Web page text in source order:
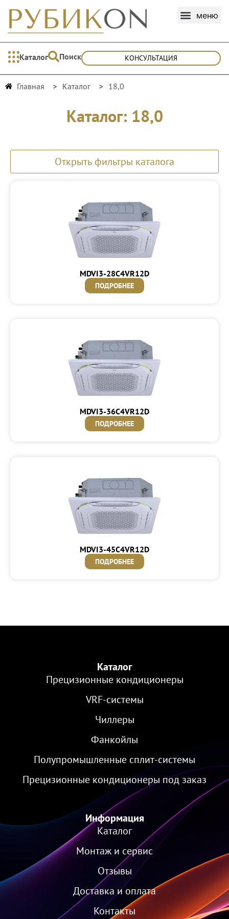
Каталог Поиск КОНСУЛЬТАЦИЯ
Главная Каталог 18,0
Каталог: 18,0
Открыть фильтры каталога
MDVI3-28C4VR12D
ПОДРОБНЕЕ
MDVI3-36C4VR12D
ПОДРОБНЕЕ
MDVI3-45C4VR12D
ПОДРОБНЕЕ
Каталог
Прецизионные кондиционеры
VRF-cистемы
Чиллеры
Фанкойлы
Полупромышленные сплит-системы
Прецизионные кондиционеры под заказ
Информация
Каталог
Монтаж и сервис
Отзывы
Доставка и оплата
Контакты